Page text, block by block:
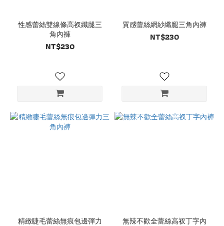
性感蕾絲雙線條高衩纖腿三
角內褲
NT$230
質感蕾絲網紗纖腿三角內褲
NT$230
精緻睫毛蕾絲無痕包邊彈力
無辣不歡全蕾絲高衩丁字內